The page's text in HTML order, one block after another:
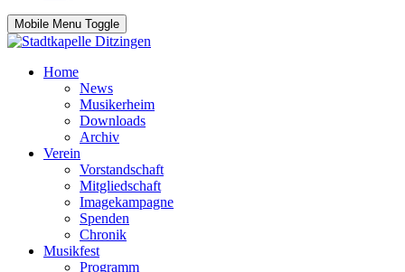
Mobile Menu Toggle
Home
News
Musikerheim
Downloads
Archiv
Verein
Vorstandschaft
Mitgliedschaft
Imagekampagne
Spenden
Chronik
Musikfest
Programm